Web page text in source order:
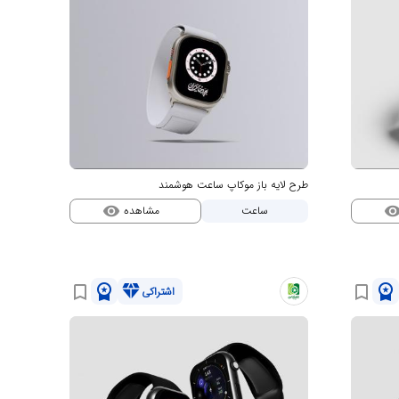
طرح لایه باز موکاپ ساعت هوشمند
ساعت
مشاهده visibility
workspace_premium
bookmark_border اشتراکیdiamond
workspace_premium
bookmark_border